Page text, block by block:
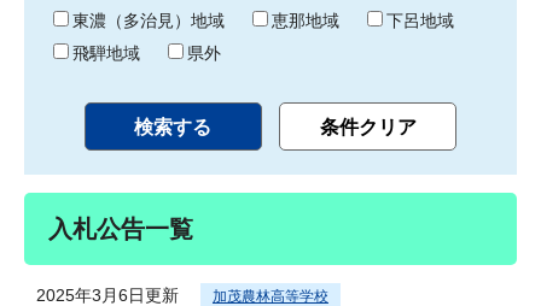
東濃（多治見）地域
恵那地域
下呂地域
飛騨地域
県外
入札公告一覧
2025年3月6日更新 加茂農林高等学校